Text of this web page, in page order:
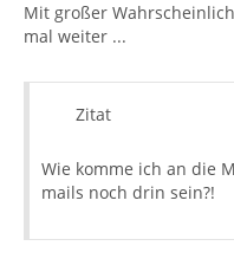
Mit großer
mal weiter ...
Zitat
Wie komme ich an die
mails noch drin sein?!